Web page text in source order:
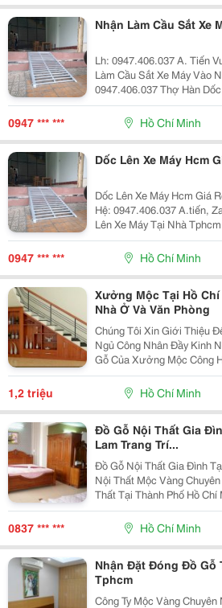
Nhận Làm Cầu Sắt Xe
Lh: 0947.406.037 A. Tiến
Làm Cầu Sắt Xe Máy Vào
0947.406.037 Thợ Hàn Dốc Lên Xe Máy Tại Nhà Tphcm
(Cầu Sắt Xe Dắt Máy) Dân Tiến (Vui Vẽ Tân Tình):
0947.406.037. Chuyên
0947 *** *** Hồ Chí Minh
Dốc Lên Xe Máy Hcm
Dốc Lên Xe Máy Hcm Giá
Hệ: 0947.406.037 A.tiến, Zalo
Lên Xe Máy Tại Nhà Tphcm
Tiến (Vui Vẽ Tân Tình):
Lên Xe Máy Tại Nhà
0947 *** *** Hồ Chí Minh
Xưởng Mộc Tại Hồ
Nhà Ở Và Văn Phòng
Chúng Tôi Xin Giới Thiệu
Ngủ Công Nhân Đầy Kinh
Gỗ Của Xưởng Mộc Công
Tôi Sẽ Làm Được Tốt
Cách
1,2 triệu Hồ Chí Minh
Đồ Gỗ Nội Thất Gia
Lam Trang Trí...
Đồ Gỗ Nội Thất Gia Đình Tại Tphcm
Nội Thất Mộc Vàng
Thất Tại Thành Phố Hồ
Nhận Gia Công Đồ Gỗ Nội
Hàng, Tư Vấn Thiết Kế
0837 *** *** Hồ Chí Minh
Nhận Đặt Đóng Đồ Gỗ
Tphcm
Công Ty Mộc Vàng